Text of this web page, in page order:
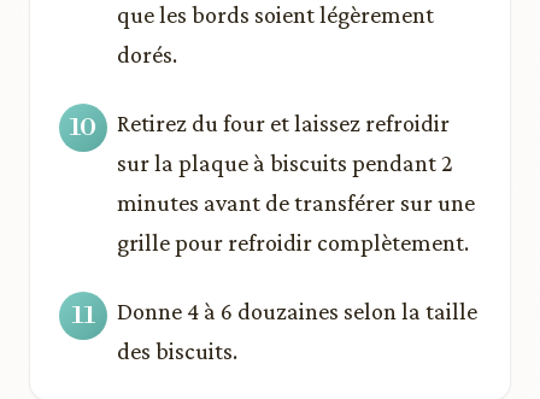
que les bords soient légèrement
dorés.
Retirez du four et laissez refroidir
sur la plaque à biscuits pendant 2
minutes avant de transférer sur une
grille pour refroidir complètement.
Donne 4 à 6 douzaines selon la taille
des biscuits.